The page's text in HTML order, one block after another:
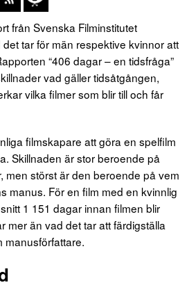
från Svenska Filminstitutet
tar för män respektive kvinnor att
“406 dagar – en tidsfråga”
vad gäller tidsåtgången,
vilka filmer som blir till och får
filmskapare att göra en spelfilm
Skillnaden är stor beroende på
men störst är den beroende på vem
manus. För en film med en kvinnlig
1 151 dagar innan filmen blir
mer än vad det tar att färdigställa
manusförfattare.